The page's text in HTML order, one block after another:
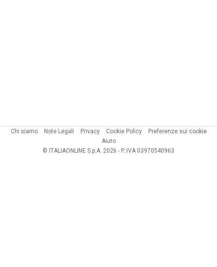
Chi siamo Note Legali Privacy Cookie Policy
Preferenze sui cookie
Aiuto
© ITALIAONLINE S.p.A. 2026 - P. IVA 03970540963